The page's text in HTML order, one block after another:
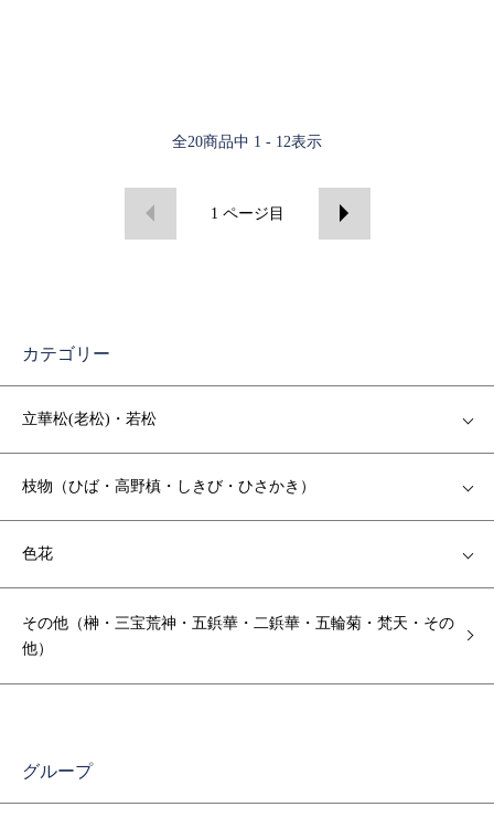
全20商品中 1 - 12表示
1 ページ目
カテゴリー
立華松(老松)・若松
枝物（ひば・高野槙・しきび・ひさかき）
色花
その他（榊・三宝荒神・五鋲華・二鋲華・五輪菊・梵天・その
他）
グループ